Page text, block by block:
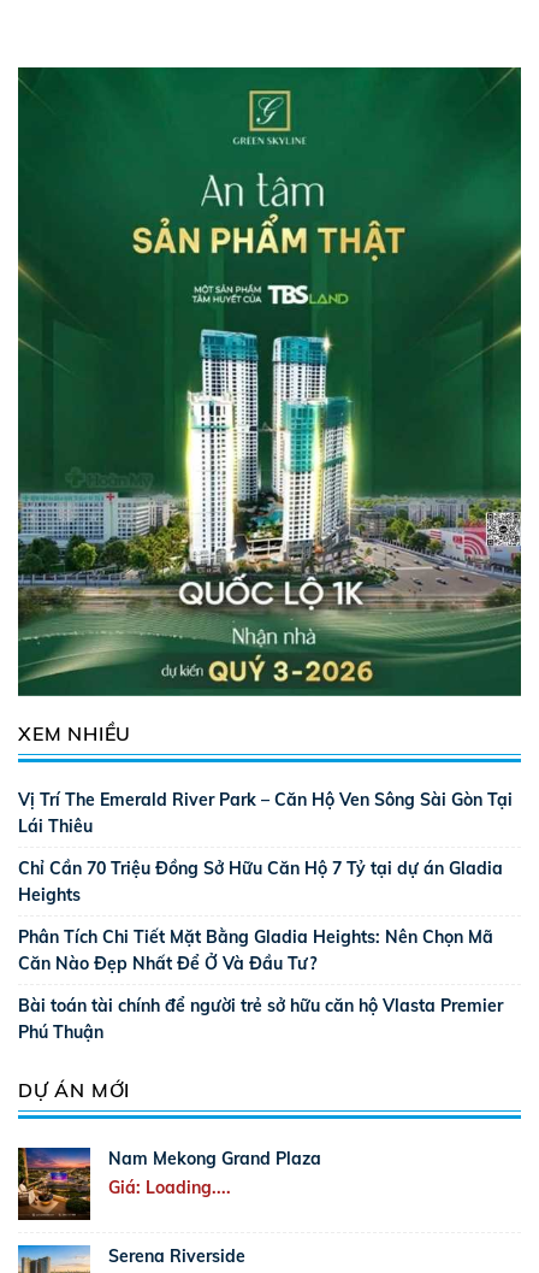
TÂM PHÍA NAM
TP.HCM
XEM NHIỀU
Vị Trí The Emerald River Park – Căn Hộ Ven Sông Sài Gòn Tại
Lái Thiêu
Chỉ Cần 70 Triệu Đồng Sở Hữu Căn Hộ 7 Tỷ tại dự án Gladia
Heights
Phân Tích Chi Tiết Mặt Bằng Gladia Heights: Nên Chọn Mã
Căn Nào Đẹp Nhất Để Ở Và Đầu Tư?
Bài toán tài chính để người trẻ sở hữu căn hộ Vlasta Premier
Phú Thuận
DỰ ÁN MỚI
Nam Mekong Grand Plaza
Giá: Loading....
Serena Riverside